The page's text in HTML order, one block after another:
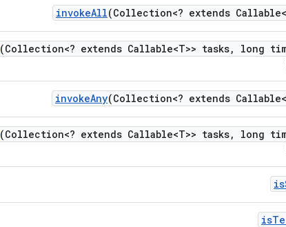
invokeAll(Collection<? extends
(Collection<? extends Callable<T>> tasks, long
invokeAny(Collection<? extends
(Collection<? extends Callable<T>> tasks, long
is
is